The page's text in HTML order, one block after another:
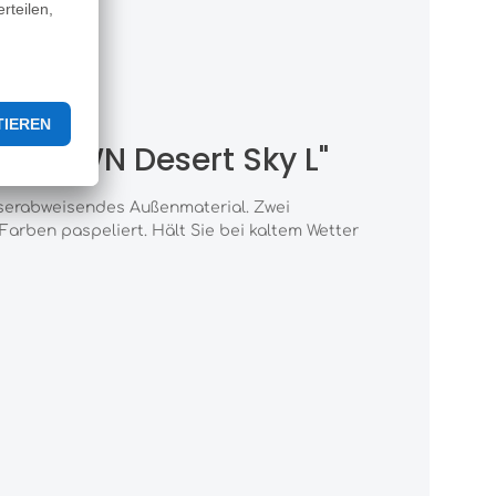
Desert Sky L"
Außenmaterial. Zwei
paspeliert. Hält Sie bei kaltem Wetter